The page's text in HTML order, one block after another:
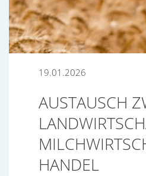
19.01.2026
AUSTAUSCH
HANDEL